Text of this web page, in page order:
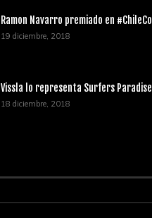
Ramon Navarro premiado en
19 diciembre, 2018
Vissla lo representa Surfers
18 diciembre, 2018